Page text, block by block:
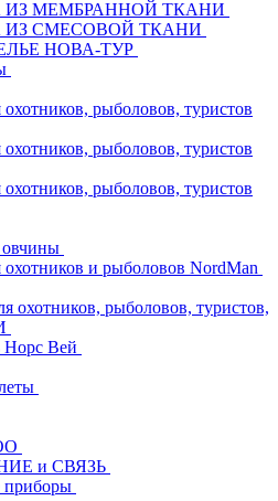
МЕМБРАННОЙ ТКАНИ
ИЗ СМЕСОВОЙ ТКАНИ
НОВА-ТУР
рыболовов, туристов
рыболовов, туристов
рыболовов, туристов
охотников и рыболовов NordMan
охотников, рыболовов, туристов,
Норс Вей
и СВЯЗЬ
приборы